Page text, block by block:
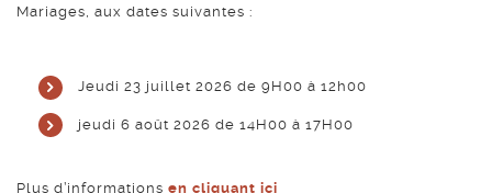
Mariages, aux dates suivantes :
Jeudi 23 juillet 2026 de 9H00 à 12h00
jeudi 6 août 2026 de 14H00 à 17H00
Plus d’informations en cliquant ici